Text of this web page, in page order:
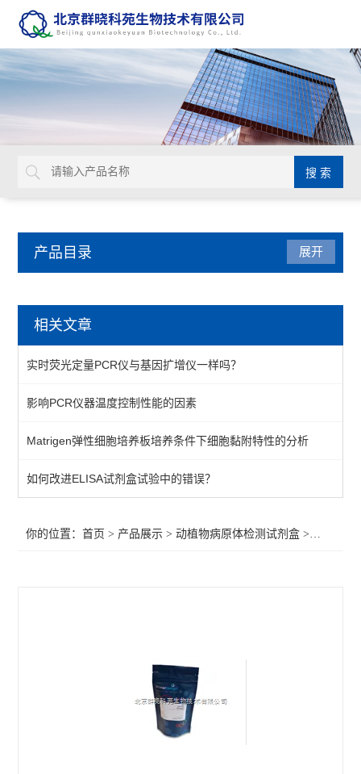
产品目录
primerdesign生物威胁检测试剂盒
primerdesign其他病原体检测试剂盒
植物病原体/病原菌检测试剂
primerdesign水源致病菌检测试剂盒
primerdesign病原体检测试剂试剂盒
primerdesign羊病原体检测试剂盒
primerdesign牛病原体检测试剂盒
展开
相关文章
实时荧光定量PCR仪与基因扩增仪一样吗？
影响PCR仪器温度控制性能的因素
Matrigen弹性细胞培养板培养条件下细胞黏附特性的分析
如何改进ELISA试剂盒试验中的错误？
你的位置：首页 > 产品展示 >动植物病原体检测试剂盒 >